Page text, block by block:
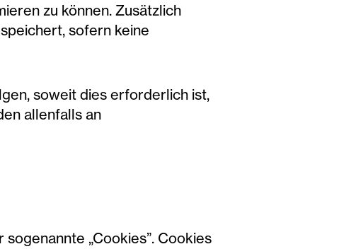
zu können. Zusätzlich
sofern keine
soweit dies erforderlich ist,
allenfalls an
„Cookies”. Cookies